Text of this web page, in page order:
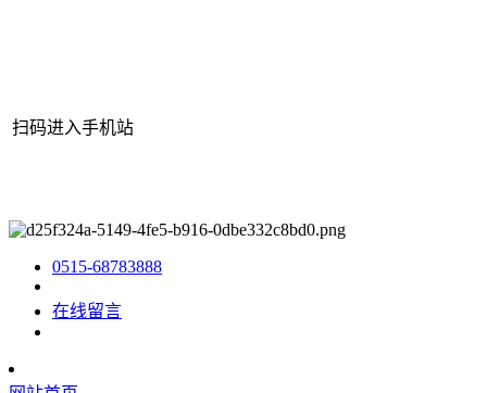
扫码进入手机站
0515-68783888
在线留言